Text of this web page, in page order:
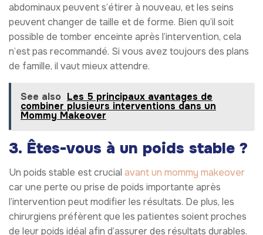
abdominaux peuvent s’étirer à nouveau, et les seins
peuvent changer de taille et de forme. Bien qu’il soit
possible de tomber enceinte après l’intervention, cela
n’est pas recommandé. Si vous avez toujours des plans
de famille, il vaut mieux attendre.
See also Les 5 principaux avantages de
combiner plusieurs interventions dans un
Mommy Makeover
3. Êtes-vous à un poids stable ?
Un poids stable est crucial avant un mommy makeover
car une perte ou prise de poids importante après
l’intervention peut modifier les résultats. De plus, les
chirurgiens préfèrent que les patientes soient proches
de leur poids idéal afin d’assurer des résultats durables.